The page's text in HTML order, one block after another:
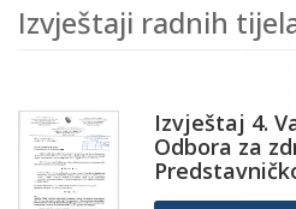
Izvještaji radnih
Izvještaj 4.
Odbora za